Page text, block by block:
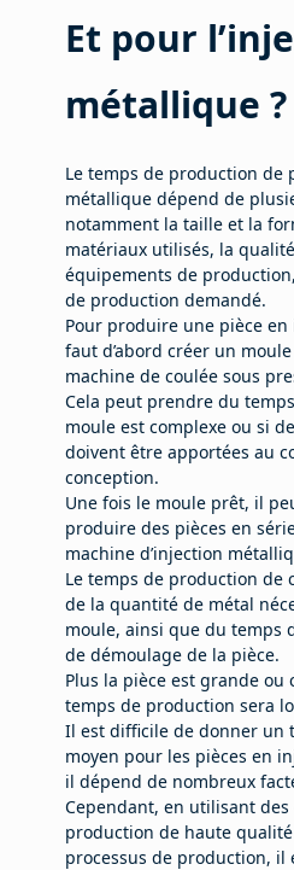
Et pour
métallique ?
Le temps de production de
métallique dépend de
notamment la taille et la
matériaux utilisés, la
équipements de
de production demandé.
Pour produire une pièce
faut d’abord créer un
machine de coulée sous
Cela peut prendre du
moule est complexe ou si
doivent être apportées au
conception.
Une fois le moule prêt, il
produire des pièces en
machine d’injection
Le temps de production de
de la quantité de métal
moule, ainsi que du temps
de démoulage de la pièce.
Plus la pièce est grande ou
temps de production sera
Il est difficile de donner un
moyen pour les pièces en
il dépend de nombreux
Cependant, en utilisant
production de haute
processus de production, il